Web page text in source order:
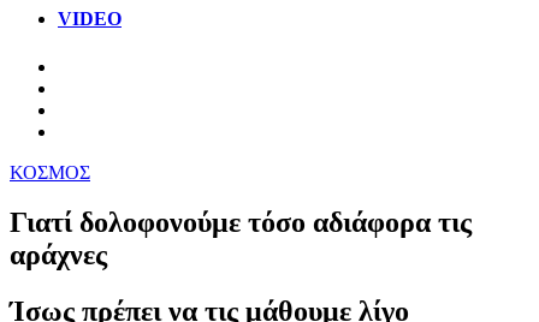
VIDEO
ΚΟΣΜΟΣ
Γιατί δολοφονούμε τόσο αδιάφορα τις
αράχνες
Ίσως πρέπει να τις μάθουμε λίγο